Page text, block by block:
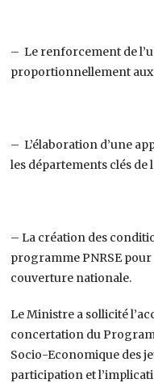
– Le renforcement de
proportionnellement
– L’élaboration d’une
les départements clés de
– La création des
programme PNRSE
couverture nationale.
Le Ministre a sollicité
concertation du
Socio-Economique des
participation et